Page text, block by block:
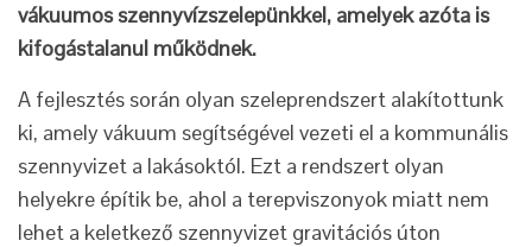
vákuumos szennyvízszelepünkkel, amelyek azóta is
kifogástalanul működnek.
A fejlesztés során olyan szeleprendszert alakítottunk
ki, amely vákuum segítségével vezeti el a kommunális
szennyvizet a lakásoktól. Ezt a rendszert olyan
helyekre építik be, ahol a terepviszonyok miatt nem
lehet a keletkező szennyvizet gravitációs úton